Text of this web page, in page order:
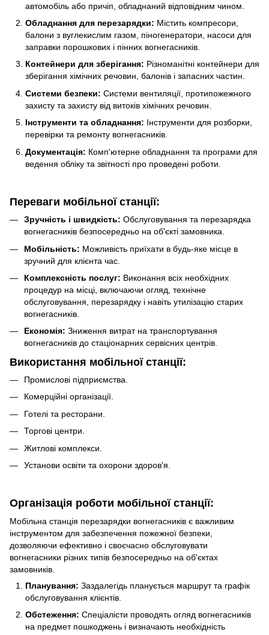
автомобіль або причіп, обладнаний відповідним чином.
Обладнання для перезарядки: Містить компресори,
балони з вуглекислим газом, піногенератори, насоси для
заправки порошкових і пінних вогнегасників.
Контейнери для зберігання: Різноманітні контейнери для
зберігання хімічних речовин, балонів і запасних частин.
Системи безпеки: Системи вентиляції, протипожежного
захисту та захисту від витоків хімічних речовин.
Інструменти та обладнання: Інструменти для розборки,
перевірки та ремонту вогнегасників.
Документація: Комп'ютерне обладнання та програми для
ведення обліку та звітності про проведені роботи.
Переваги мобільної станції:
Зручність і швидкість: Обслуговування та перезарядка
вогнегасників безпосередньо на об'єкті замовника.
Мобільність: Можливість приїхати в будь-яке місце в
зручний для клієнта час.
Комплексність послуг: Виконання всіх необхідних
процедур на місці, включаючи огляд, технічне
обслуговування, перезарядку і навіть утилізацію старих
вогнегасників.
Економія: Зниження витрат на транспортування
вогнегасників до стаціонарних сервісних центрів.
Використання мобільної станції:
Промислові підприємства.
Комерційні організації.
Готелі та ресторани.
Торгові центри.
Житлові комплекси.
Установи освіти та охорони здоров'я.
Організація роботи мобільної станції:
Мобільна станція перезарядки вогнегасників є важливим
інструментом для забезпечення пожежної безпеки,
дозволяючи ефективно і своєчасно обслуговувати
вогнегасники різних типів безпосередньо на об'єктах
замовників.
Планування: Заздалегідь планується маршрут та графік
обслуговування клієнтів.
Обстеження: Спеціалісти проводять огляд вогнегасників
на предмет пошкоджень і визначають необхідність